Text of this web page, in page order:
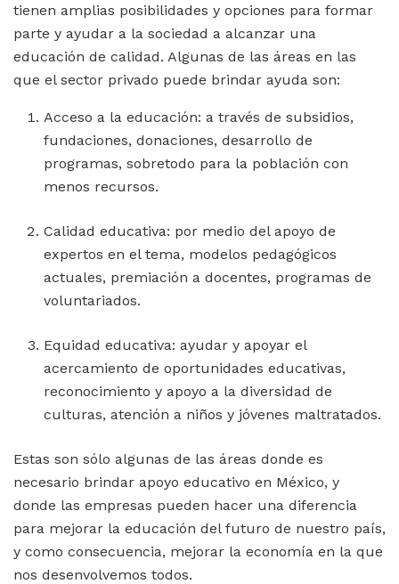
tienen amplias posibilidades y opciones para formar
parte y ayudar a la sociedad a alcanzar una
educación de calidad. Algunas de las áreas en las
que el sector privado puede brindar ayuda son:
Acceso a la educación: a través de subsidios,
fundaciones, donaciones, desarrollo de
programas, sobretodo para la población con
menos recursos.
Calidad educativa: por medio del apoyo de
expertos en el tema, modelos pedagógicos
actuales, premiación a docentes, programas de
voluntariados.
Equidad educativa: ayudar y apoyar el
acercamiento de oportunidades educativas,
reconocimiento y apoyo a la diversidad de
culturas, atención a niños y jóvenes maltratados.
Estas son sólo algunas de las áreas donde es
necesario brindar apoyo educativo en México, y
donde las empresas pueden hacer una diferencia
para mejorar la educación del futuro de nuestro país,
y como consecuencia, mejorar la economía en la que
nos desenvolvemos todos.